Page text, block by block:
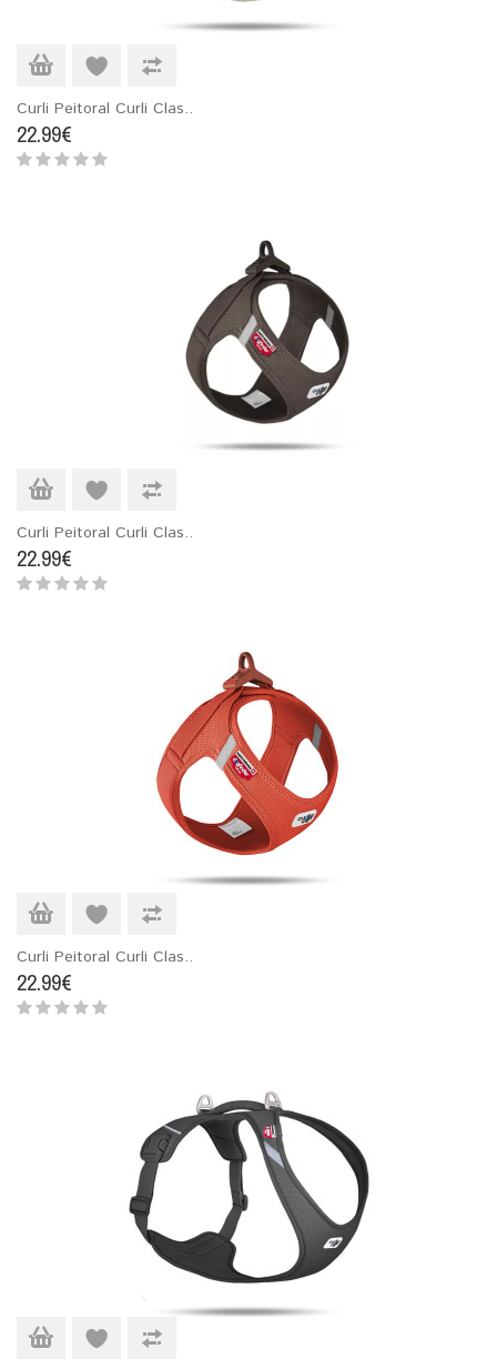
Curli Peitoral Curli Clas..
22.99€
Curli Peitoral Curli Clas..
22.99€
Curli Peitoral Curli Clas..
22.99€